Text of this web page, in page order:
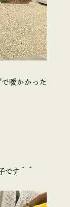
暖かかった
です＾＾